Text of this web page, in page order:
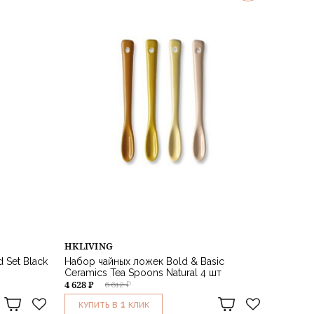
Set Black
HKLIVING
Набор чайных ложек Bold & Basic
Ceramics Tea Spoons Natural 4 шт
6 612 ₽
4 628 ₽
КУПИТЬ В 1 КЛИК